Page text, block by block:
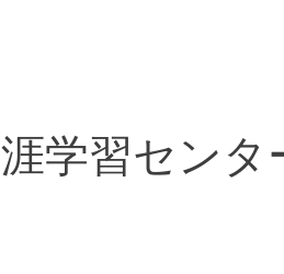
学習セン